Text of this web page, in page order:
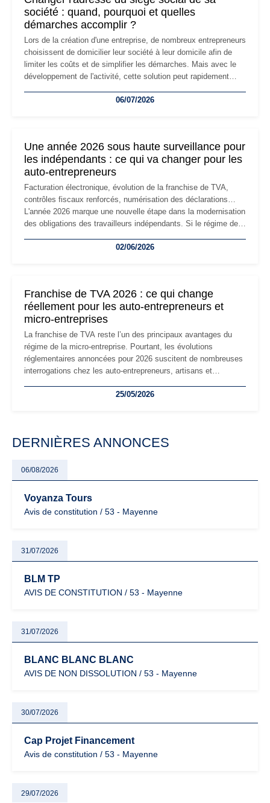
société : quand, pourquoi et quelles
démarches accomplir ?
Lors de la création d'une entreprise, de nombreux entrepreneurs
choisissent de domicilier leur société à leur domicile afin de
limiter les coûts et de simplifier les démarches. Mais avec le
développement de l'activité, cette solution peut rapidement
professionnels, recrutement, image de marque… Le
06/07/2026
Une année 2026 sous haute surveillance pour
les indépendants : ce qui va changer pour les
auto-entrepreneurs
Facturation électronique, évolution de la franchise de TVA,
contrôles fiscaux renforcés, numérisation des déclarations…
L'année 2026 marque une nouvelle étape dans la modernisation
des obligations des travailleurs indépendants. Si le régime de
les auto-entrepreneurs devront s'adapter à un environnement
02/06/2026
Franchise de TVA 2026 : ce qui change
réellement pour les auto-entrepreneurs et
micro-entreprises
La franchise de TVA reste l’un des principaux avantages du
régime de la micro-entreprise. Pourtant, les évolutions
réglementaires annoncées pour 2026 suscitent de nombreuses
interrogations chez les auto-entrepreneurs, artisans et
facturation ou risque de bascule vers la TVA : les règles
25/05/2026
DERNIÈRES ANNONCES
06/08/2026
Voyanza Tours
Avis de constitution / 53 - Mayenne
31/07/2026
BLM TP
AVIS DE CONSTITUTION / 53 - Mayenne
31/07/2026
BLANC BLANC BLANC
AVIS DE NON DISSOLUTION / 53 - Mayenne
30/07/2026
Cap Projet Financement
Avis de constitution / 53 - Mayenne
29/07/2026